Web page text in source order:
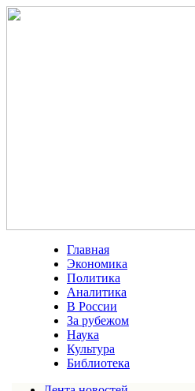
Главная
Экономика
Политика
Аналитика
В России
За рубежом
Наука
Культура
Библиотека